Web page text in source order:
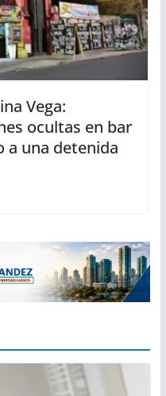
Vega:
ocultas en bar
a una detenida